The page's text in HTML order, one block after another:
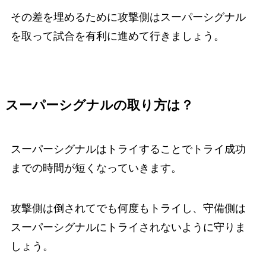
その差を埋めるために攻撃側はスーパーシグナル
を取って試合を有利に進めて行きましょう。
スーパーシグナルの取り方は？
スーパーシグナルはトライすることでトライ成功
までの時間が短くなっていきます。
攻撃側は倒されてでも何度もトライし、守備側は
スーパーシグナルにトライされないように守りま
しょう。